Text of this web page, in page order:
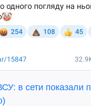
в сети